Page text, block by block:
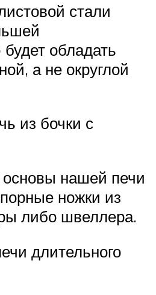
стали
обладать
а не округлой
из бочки с
основы нашей печи
ножки из
либо швеллера.
длительного